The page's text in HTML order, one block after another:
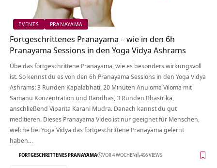
EVENTS PRANAYAMA
Fortgeschrittenes Pranayama – wie in den 6h
Pranayama Sessions in den Yoga Vidya Ashrams
Übe das fortgeschrittene Pranayama, wie es besonders wirkungsvoll
ist. So kennst du es von den 6h Pranayama Sessions in den Yoga Vidya
Ashrams: 3 Runden Kapalabhati, 20 Minuten Anuloma Viloma mit
Samanu Konzentration und Bandhas, 3 Runden Bhastrika,
anschließend Viparita Karani Mudra. Danach kannst du gut
meditieren. Dieses Pranayama Video ist nur geeignet für Menschen,
welche bei Yoga Vidya das fortgeschrittene Pranayama gelernt
haben…
FORTGESCHRITTENES PRANAYAMA VOR 4 WOCHEN 496 VIEWS